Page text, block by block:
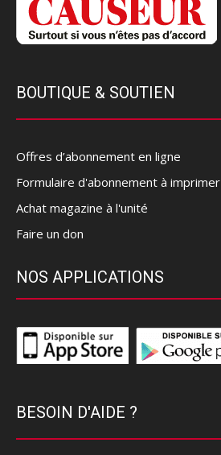
BOUTIQUE & SOUTIEN
Offres d’abonnement en ligne
Formulaire d'abonnement à imprimer
Achat magazine à l'unité
Faire un don
NOS APPLICATIONS
BESOIN D'AIDE ?